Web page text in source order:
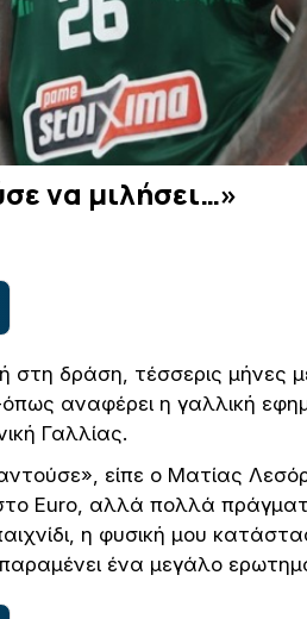
να μιλήσει…»
στη δράση, τέσσερις μήνες
αναφέρει η γαλλική
Γαλλίας.
είπε ο Ματίας
Euro, αλλά πολλά
η φυσική μου
ένα μεγάλο